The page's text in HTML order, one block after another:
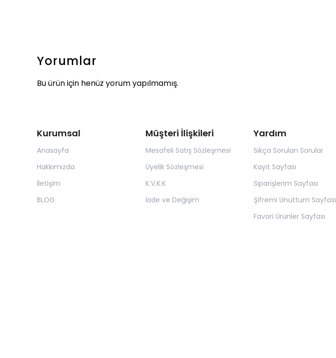
Yorumlar
Bu ürün için henüz yorum yapılmamış.
Kurumsal
Anasayfa
Hakkımızda
İletişim
BLOG
Müşteri İlişkileri
Mesafeli Satış Sözleşmesi
Üyelik Sözleşmesi
K.V.K.K
İade ve Değişim
Yardım
Sıkça Sorulan Sorular
Kayıt Sayfası
Siparişlerim Sayfası
Şifremi Unuttum Sayfası
Favori Ürünler Sayfası